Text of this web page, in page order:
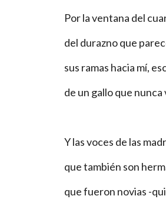
Por la ventana del
del durazno que
sus ramas hacia mí,
de un gallo que nunca
Y las voces de las
que también son
que fueron novias -